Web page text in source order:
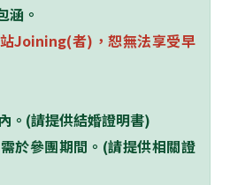
涵。
Joining(者)，恕無法享受早
。(請提供結婚證明書)
於參團期間。(請提供相關證